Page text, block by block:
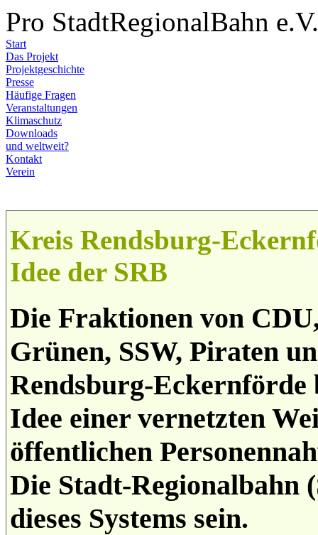
Pro StadtRegionalBahn e.V.
Start
Das Projekt
Projektgeschichte
Presse
Häufige Fragen
Veranstaltungen
Klimaschutz
Downloads
und weltweit?
Kontakt
Verein
Kreis Rendsburg-
Idee der SRB
Die Fraktionen von
Grünen, SSW, Piraten
Rendsburg-Eckernförde
Idee einer vernetzten
öffentlichen
Die Stadt-Regionalbahn
dieses Systems sein.